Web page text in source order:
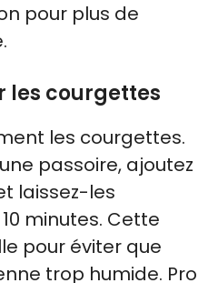
pour plus de
les courgettes
les courgettes.
passoire, ajoutez
laissez-les
minutes. Cette
pour éviter que
trop humide. Pro